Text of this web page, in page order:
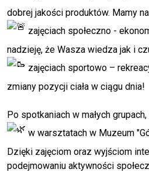
dobrej jakości produktów. Mamy
zajęciach społeczno -
nadzieję, że Wasza wiedza jak i
zajęciach sportowo –
zmiany pozycji ciała w ciągu dnia!
Po spotkaniach w małych
w warsztatach w Muzeum
Dzięki zajęciom oraz wyjściom
podejmowaniu aktywności